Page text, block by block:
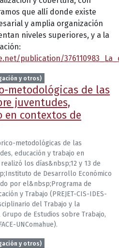
que allí donde existe
y amplia organización
niveles superiores, y a la
publication/
y otros)
metodológicas de las
juventudes,
en contextos de
metodológicas de las
educación y trabajo en
los días&nbsp;12 y 13 de
de Desarrollo Económico
por el&nbsp;Programa de
y Trabajo (PREJET-CIS-IDES-
del Trabajo y la
de Estudios sobre Trabajo,
UNComahue).
y otros)